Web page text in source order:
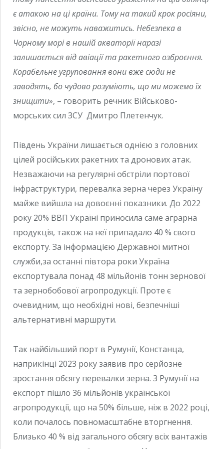
є атакою на ці країни. Тому на такий крок росіяни,
звісно, не можуть наважитись. Небезпека в
Чорному морі в нашій акваторії наразі
залишається від авіації та ракетного озброєння.
Корабельне угруповання вони вже сюди не
заводять, бо чудово розуміють, що ми можемо їх
знищити», – говорить речник Військово-
морських сил ЗСУ Дмитро Плетенчук.
Південь України лишається однією з головних
цілей російських ракетних та дронових атак.
Незважаючи на регулярні обстріли портової
інфраструктури, перевалка зерна через Україну
майже вийшла на довоєнні показники. До 2022
року 20% ВВП Україні приносила саме аграрна
продукція, також на неї припадало 40 % свого
експорту. За інформацією Державної митної
служби,за останні півтора роки Україна
експортувала понад 48 мільйонів тонн зернової
та зернобобової агропродукції. Проте є
очевидним, що необхідні нові, безпечніші
альтернативні маршрути.
Так найбільший порт в Румунії, Констанца,
наприкінці 2023 року заявив про серйозне
зростання обсягу перевалки зерна. З Румунії на
експорт пішло 36 мільйонів української
агропродукції, що на 50% більше, ніж в 2022 році,
коли почалось повномасштабне вторгнення.
Близько 40 % від загального обсягу всіх вантажів